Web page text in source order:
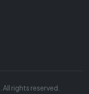
. All rights reserved.